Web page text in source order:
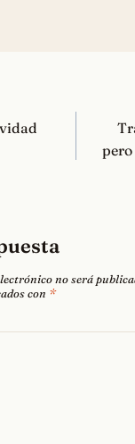
pero
no será
con *